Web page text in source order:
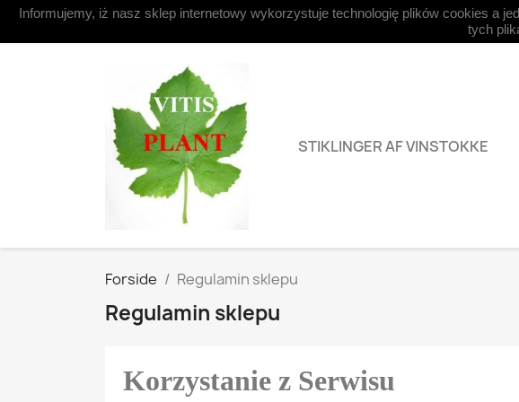
Kontakt os
STIKLINGER AF VINSTOKKE
Forside Regulamin sklepu
Regulamin sklepu
Korzystanie z Serwisu
Informujemy, iż nasz sklep internetowy wykorzystuje technologię plików cookies a
tych